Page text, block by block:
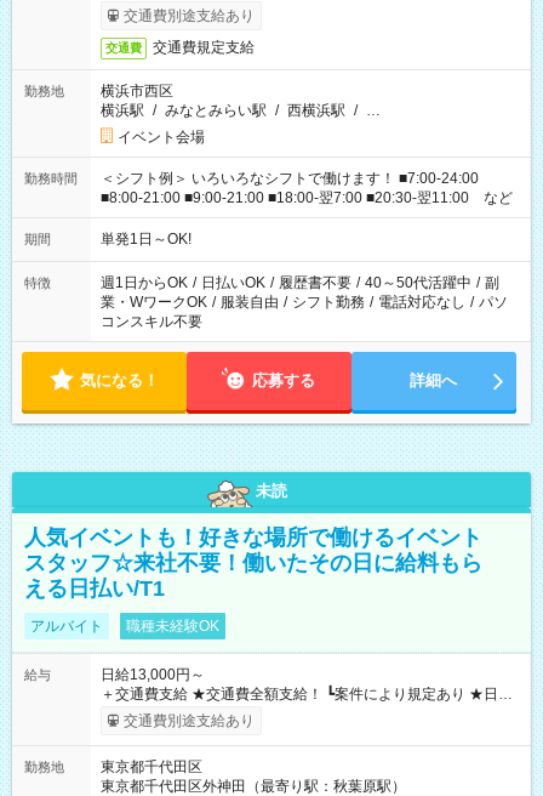
交通費別途支給あり
交通費 交通費規定支給
勤務地
横浜市西区
横浜駅 / みなとみらい駅 / 西横浜駅 / …
イベント会場
勤務時間
＜シフト例＞ いろいろなシフトで働けます！ ■7:00-24:00
■8:00-21:00 ■9:00-21:00 ■18:00-翌7:00 ■20:30-翌11:00 など
期間 単発1日～OK!
特徴 週1日からOK / 日払いOK / 履歴書不要 / 40～50代活躍中 / 副
業・WワークOK / 服装自由 / シフト勤務 / 電話対応なし / パソ
コンスキル不要
気になる！ 応募する 詳細へ
未読
人気イベントも！好きな場所で働けるイベント
スタッフ☆来社不要！働いたその日に給料もら
える日払い/T1
アルバイト 職種未経験OK
給与
日給13,000円～
＋交通費支給 ★交通費全額支給！ ┗案件により規定あり ★日払
いOK！（規定あり） ┗働いたその日に現金GET♪ お仕事後はコ
ンビニATMから 日払い分を引き落とせます！ 【試用期間】試
交通費別途支給あり
勤務地
東京都千代田区
東京都千代田区外神田（最寄り駅：秋葉原駅）